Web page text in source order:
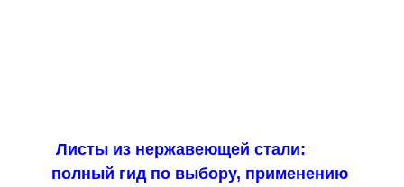
Листы из нержавеющей стали:
полный гид по выбору, применению